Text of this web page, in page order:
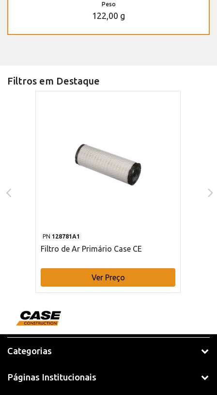
Peso
122,00 g
Filtros em Destaque
PN 128781A1
Filtro de Ar Primário Case CE
Ver Preço
Categorias
Páginas Institucionais